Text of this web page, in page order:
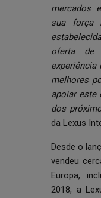
mercados
sua força
oferta de
experiência
melhores
apoiar este
dos
da Lexus
Desde o
vendeu
Europa,
2018, a